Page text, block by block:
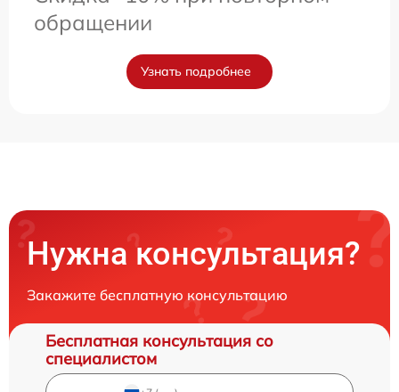
обращении
Узнать подробнее
Нужна консультация?
Закажите бесплатную консультацию
Бесплатная консультация со
специалистом